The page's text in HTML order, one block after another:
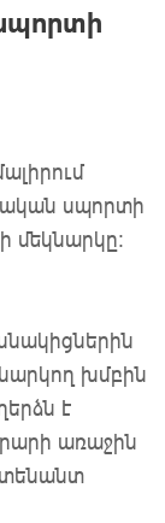
սպորտի
մեկնարկը։
խմբին
է
առաջին